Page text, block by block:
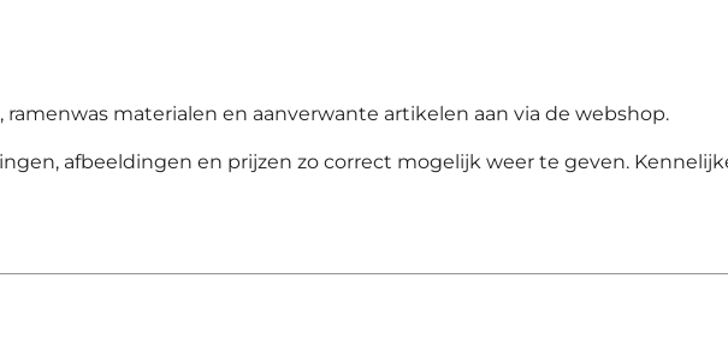
materialen en aanverwante artikelen aan via de webshop.
afbeeldingen en prijzen zo correct mogelijk weer te geven.